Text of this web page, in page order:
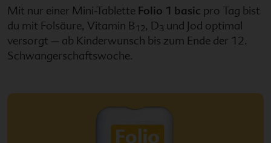
Mit nur einer Mini-Tablette Folio 1 basic pro Tag bist
du mit Folsäure, Vitamin B12, D3 und Jod optimal
versorgt – ab Kinderwunsch bis zum Ende der 12.
Schwangerschaftswoche.